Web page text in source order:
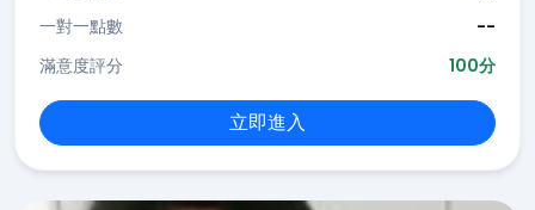
一對一點數
--
滿意度評分
100分
立即進入